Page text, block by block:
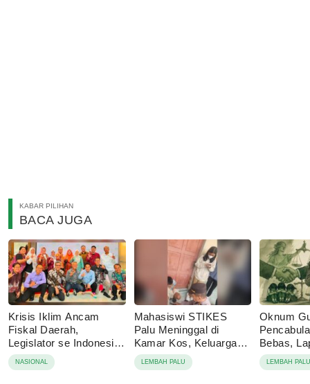
KABAR PILIHAN
BACA JUGA
Krisis Iklim Ancam
Fiskal Daerah,
Legislator se Indonesia
Dorong APBD Berbasis
Ketahanan Lingkungan
NASIONAL
Mahasiswi STIKES
Palu Meninggal di
Kamar Kos, Keluarga
Tolak Autopsi
LEMBAH PALU
Oknum
Bebas,
Berujung
LEMBAH PALU